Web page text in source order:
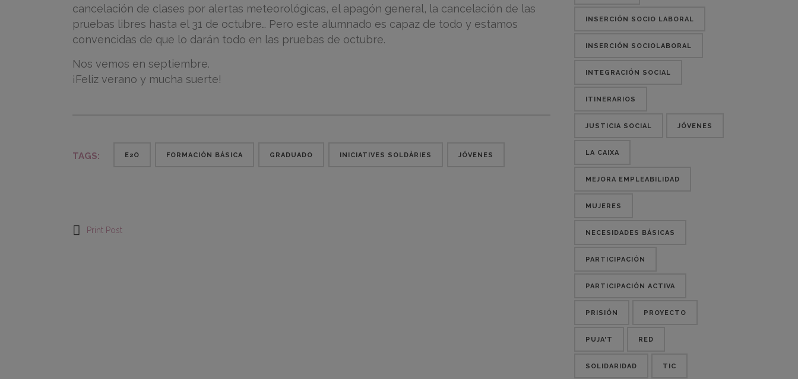
cancelación de clases por alertas meteorológicas, el apagón general, la cancelación de las
pruebas libres hasta el 31 de octubre… Pero este alumnado es capaz de todo y estamos
convencidas de que lo darán todo en las pruebas de octubre.
Nos vemos en septiembre.
¡Feliz verano y mucha suerte!
TAGS: E2O FORMACIÓN BÁSICA GRADUADO INICIATIVES SOLDÀRIES JÓVENES
Print Post
INSERCIÓN SOCIO LABORAL
INSERCIÓN SOCIOLABORAL
INTEGRACIÓN SOCIAL
ITINERARIOS
JUSTICIA SOCIAL JÓVENES
LA CAIXA
MEJORA EMPLEABILIDAD
MUJERES
NECESIDADES BÁSICAS
PARTICIPACIÓN
PARTICIPACIÓN ACTIVA
PRISIÓN PROYECTO
PUJA'T RED
SOLIDARIDAD TIC